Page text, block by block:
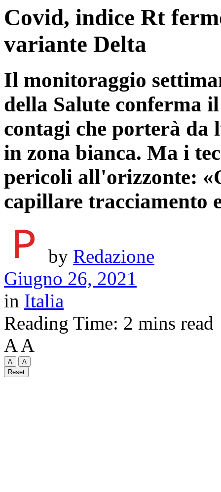
Covid, indice Rt
variante Delta
Il monitoraggio
della Salute conferma
contagi che porterà da
in zona bianca. Ma i
pericoli all'orizzonte:
capillare tracciamento
by Redazione
Giugno 26, 2021
in Italia
Reading Time: 2 mins read
A A
A
A
Reset